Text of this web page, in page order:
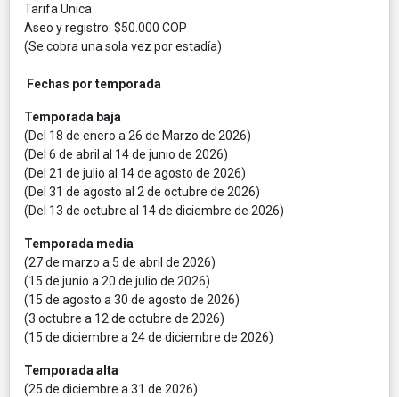
Tarifa Unica
Aseo y registro: $50.000 COP
(Se cobra una sola vez por estadía)
Fechas por temporada
Temporada baja
(Del 18 de enero a 26 de Marzo de 2026)
(Del 6 de abril al 14 de junio de 2026)
(Del 21 de julio al 14 de agosto de 2026)
(Del 31 de agosto al 2 de octubre de 2026)
(Del 13 de octubre al 14 de diciembre de 2026)
Temporada media
(27 de marzo a 5 de abril de 2026)
(15 de junio a 20 de julio de 2026)
(15 de agosto a 30 de agosto de 2026)
(3 octubre a 12 de octubre de 2026)
(15 de diciembre a 24 de diciembre de 2026)
Temporada alta
(25 de diciembre a 31 de 2026)